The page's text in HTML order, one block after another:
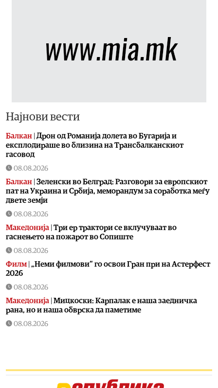
Најнови вести
Балкан Дрон од Романија долета во Бугарија и
експлодираше во близина на Трансбалканскиот
гасовод
08.08.2026
Балкан Зеленски во Белград: Разговори за европскиот
пат на Украина и Србија, меморандум за соработка меѓу
двете земји
08.08.2026
Македонија Три ер трактори се вклучуваат во
гаснењето на пожарот во Сопиште
08.08.2026
Филм „Неми филмови“ го освои Гран при на Астерфест
2026
08.08.2026
Македонија Мицкоски: Карпалак е наша заедничка
рана, но и наша обврска да паметиме
08.08.2026
Македонија|Ристовски: Карпалак е аманет –
Македонија не ги заборава своите херои